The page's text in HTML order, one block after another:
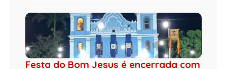
Festa do Bom Jesus é encerrada com